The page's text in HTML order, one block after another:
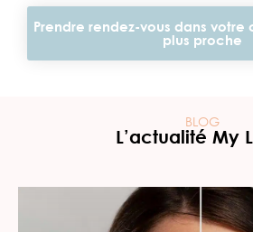
Prendre rendez-vous dans votre
plus proche
BLOG
L’actualité My